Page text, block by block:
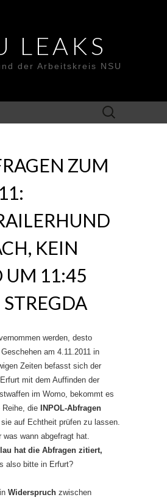
LEAKS
der Arbeitskreis NSU
Suche
nach:
ZUM
KEIN
UM 11:45
werden, desto
am 4.11.2011 in
Zeiten befasst sich der
mit dem Auffinden der
im Womo, bekommt es
die INPOL-Abfragen
auf Echtheit prüfen zu lassen.
was wann abgefragt hat.
hat die Abfragen zitiert,
also bitte in Erfurt?
Widerspruch zwischen